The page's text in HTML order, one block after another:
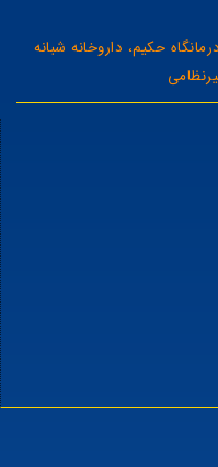
حکیم، داروخانه شبانه